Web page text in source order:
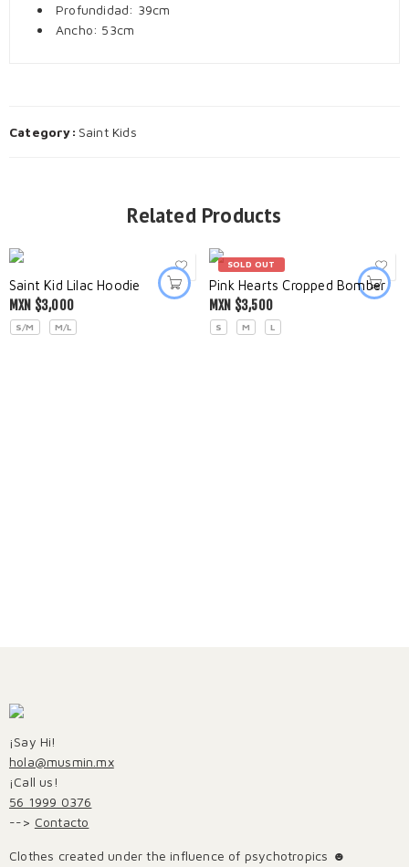
Profundidad: 39cm
Ancho: 53cm
Category: Saint Kids
Related Products
Saint Kid Lilac Hoodie
MXN $3,000
S/M M/L
SOLD OUT
Pink Hearts Cropped Bomber
MXN $3,500
S M L
¡Say Hi!
hola@musmin.mx
¡Call us!
56 1999 0376
--> Contacto
Clothes created under the influence of psychotropics ☻